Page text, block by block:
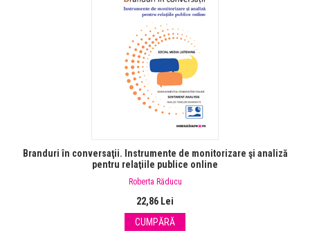
Branduri în conversaţii. Instrumente de monitorizare şi analiză
pentru relaţiile publice online
Roberta Răducu
22,86 Lei
CUMPĂRĂ